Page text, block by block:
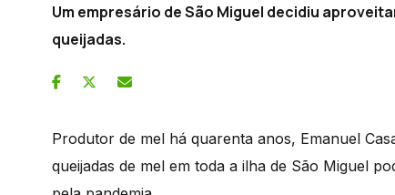
Um empresário de São Miguel decidiu
queijadas.
Produtor de mel há quarenta anos, Emanuel
queijadas de mel em toda a ilha de São Miguel